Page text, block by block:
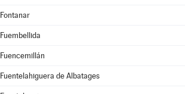
Fontanar
Fuembellida
Fuencemillán
Fuentelahiguera de Albatages